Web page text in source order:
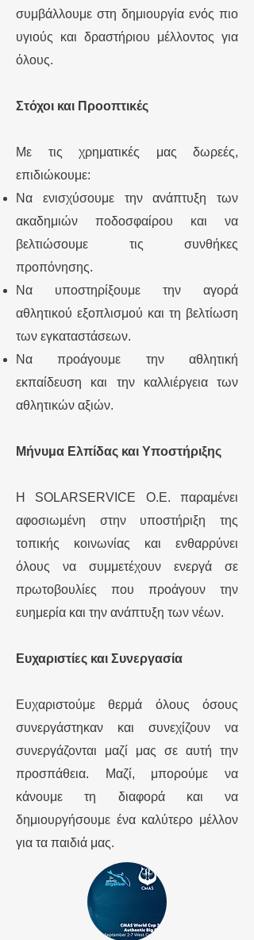
συμβάλλουμε στη δημιουργία ενός πιο
υγιούς και δραστήριου μέλλοντος για
όλους.
Στόχοι και Προοπτικές
Με τις χρηματικές μας δωρεές,
επιδιώκουμε:
Να ενισχύσουμε την ανάπτυξη των
ακαδημιών ποδοσφαίρου και να
βελτιώσουμε τις συνθήκες
προπόνησης.
Να υποστηρίξουμε την αγορά
αθλητικού εξοπλισμού και τη βελτίωση
των εγκαταστάσεων.
Να προάγουμε την αθλητική
εκπαίδευση και την καλλιέργεια των
αθλητικών αξιών.
Μήνυμα Ελπίδας και Υποστήριξης
Η SOLARSERVICE O.E. παραμένει
αφοσιωμένη στην υποστήριξη της
τοπικής κοινωνίας και ενθαρρύνει
όλους να συμμετέχουν ενεργά σε
πρωτοβουλίες που προάγουν την
ευημερία και την ανάπτυξη των νέων.
Ευχαριστίες και Συνεργασία
Ευχαριστούμε θερμά όλους όσους
συνεργάστηκαν και συνεχίζουν να
συνεργάζονται μαζί μας σε αυτή την
προσπάθεια. Μαζί, μπορούμε να
κάνουμε τη διαφορά και να
δημιουργήσουμε ένα καλύτερο μέλλον
για τα παιδιά μας.